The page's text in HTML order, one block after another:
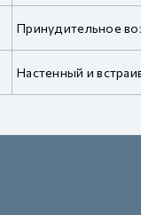
Принудительное
Настенный и